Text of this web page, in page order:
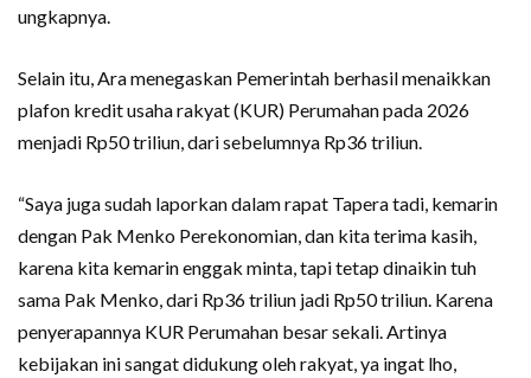
ungkapnya.
Selain itu, Ara menegaskan Pemerintah berhasil menaikkan
plafon kredit usaha rakyat (KUR) Perumahan pada 2026
menjadi Rp50 triliun, dari sebelumnya Rp36 triliun.
“Saya juga sudah laporkan dalam rapat Tapera tadi, kemarin
dengan Pak Menko Perekonomian, dan kita terima kasih,
karena kita kemarin enggak minta, tapi tetap dinaikin tuh
sama Pak Menko, dari Rp36 triliun jadi Rp50 triliun. Karena
penyerapannya KUR Perumahan besar sekali. Artinya
kebijakan ini sangat didukung oleh rakyat, ya ingat lho,